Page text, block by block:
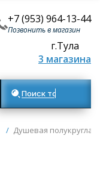
+7 (953) 964-13-44
Позвонить в магазин
г.Тула
3 магазина
Поиск товаров
/ Душевая полукруглая